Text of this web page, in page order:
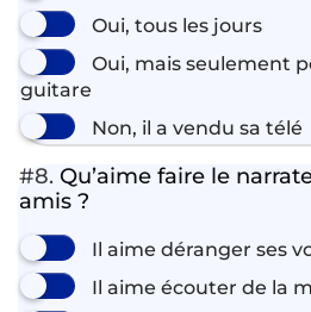
Oui, tous les jours
Oui, mais seulement
guitare
Non, il a vendu sa télé
#8.Qu’aime faire le
amis ?
Il aime déranger ses
Il aime écouter de la